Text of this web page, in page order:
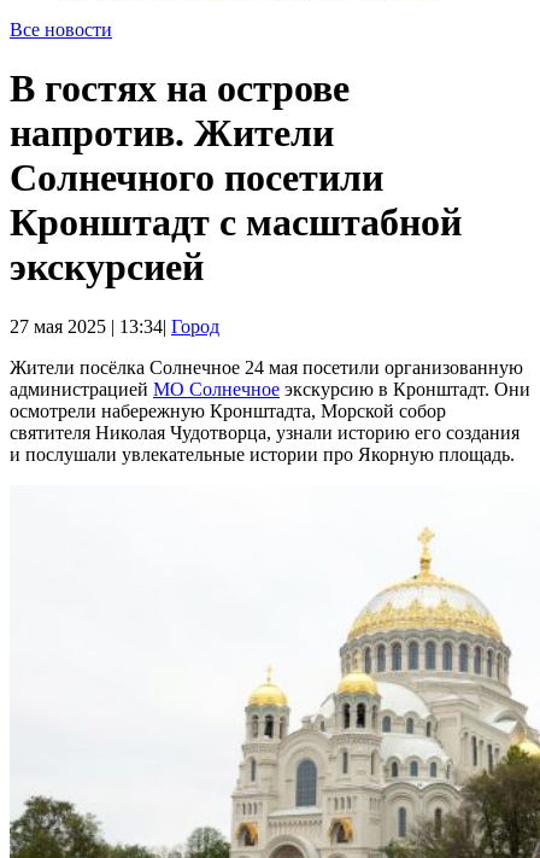
Все новости
В гостях на острове
напротив. Жители
Солнечного посетили
Кронштадт с масштабной
экскурсией
27 мая 2025 | 13:34| Город
Жители посёлка Солнечное 24 мая посетили организованную
администрацией МО Солнечное экскурсию в Кронштадт. Они
осмотрели набережную Кронштадта, Морской собор
святителя Николая Чудотворца, узнали историю его создания
и послушали увлекательные истории про Якорную площадь.